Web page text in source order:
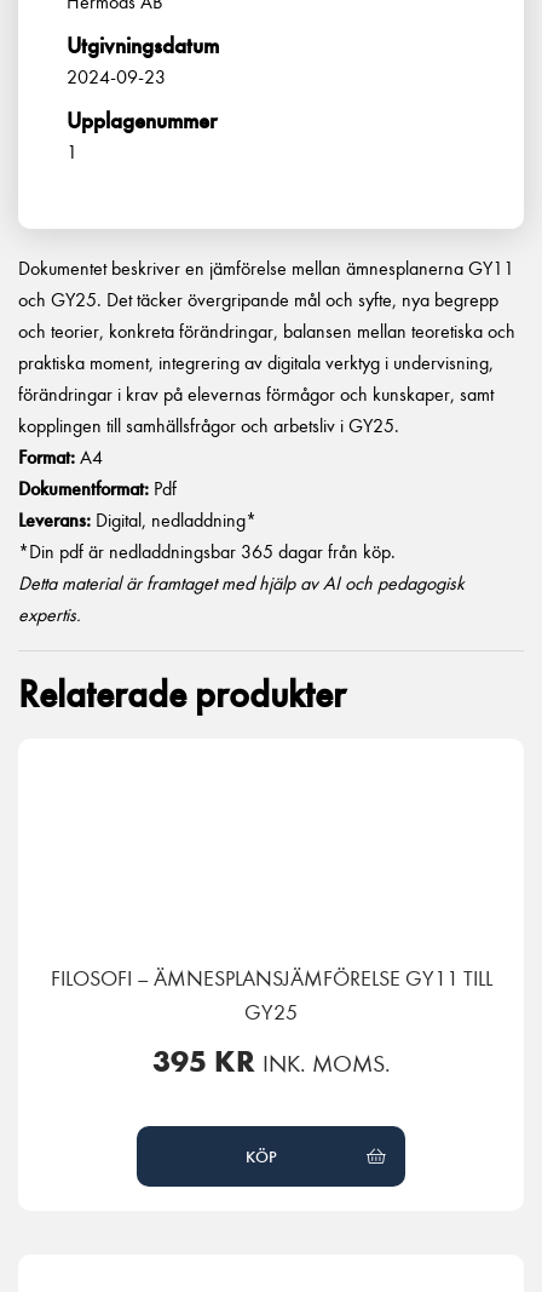
Utgivningsdatum
2024-09-23
Upplagenummer
1
Dokumentet beskriver en jämförelse mellan ämnesplanerna GY11
och GY25. Det täcker övergripande mål och syfte, nya begrepp
och teorier, konkreta förändringar, balansen mellan teoretiska och
praktiska moment, integrering av digitala verktyg i undervisning,
förändringar i krav på elevernas förmågor och kunskaper, samt
kopplingen till samhällsfrågor och arbetsliv i GY25.
Format: A4
Dokumentformat: Pdf
Leverans: Digital, nedladdning*
*Din pdf är nedladdningsbar 365 dagar från köp.
Detta material är framtaget med hjälp av AI och pedagogisk
expertis.
Relaterade produkter
FILOSOFI – ÄMNESPLANSJÄMFÖRELSE GY11 TILL
GY25
395 KR INK. MOMS.
KÖP